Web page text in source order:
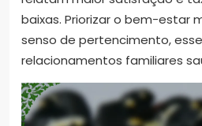
baixas. Priorizar o bem-estar
senso de pertencimento,
relacionamentos familiares